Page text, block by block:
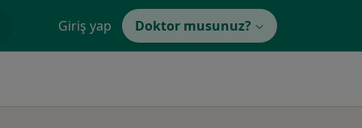
Giriş yap Doktor musunuz?